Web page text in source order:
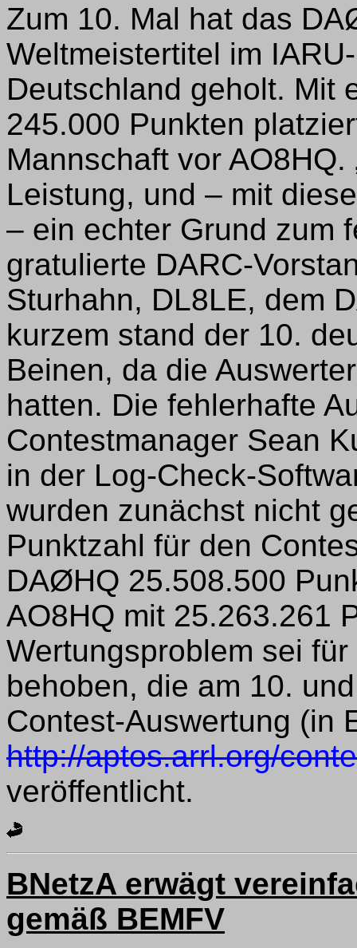
Zum 10. Mal hat das
Weltmeistertitel im
Deutschland geholt. Mit
245.000 Punkten
Mannschaft vor
Leistung, und – mit
– ein echter Grund zum
gratulierte DARC-
Sturhahn, DL8LE, dem
kurzem stand der 10.
Beinen, da die
hatten. Die fehlerhafte
Contestmanager Sean
in der Log-Check-
wurden zunächst nicht
Punktzahl für den
DAØHQ 25.508.500
AO8HQ mit 25.263.261
Wertungsproblem sei
behoben, die am 10.
Contest-Auswertung (in
http://aptos.arrl.org/
veröffentlicht.
BNetzA erwägt
gemäß BEMFV